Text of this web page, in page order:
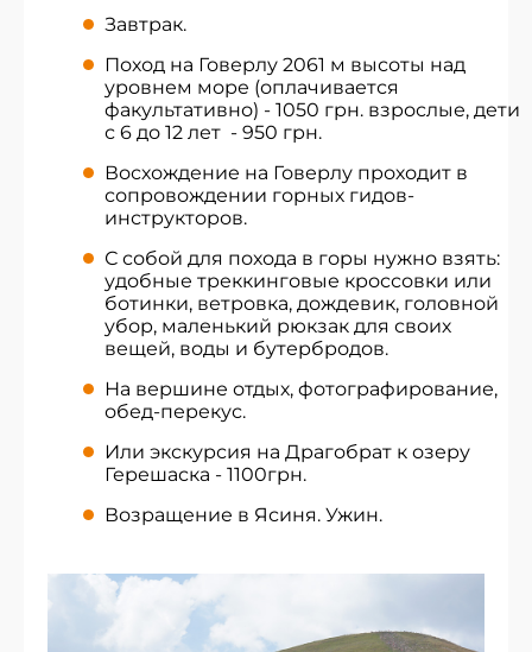
Завтрак.
Поход на Говерлу 2061 м высоты над
уровнем море (оплачивается
факультативно) - 1050 грн. взрослые, дети
с 6 до 12 лет - 950 грн.
Восхождение на Говерлу проходит в
сопровождении горных гидов-
инструкторов.
С собой для похода в горы нужно взять:
удобные треккинговые кроссовки или
ботинки, ветровка, дождевик, головной
убор, маленький рюкзак для своих
вещей, воды и бутербродов.
На вершине отдых, фотографирование,
обед-перекус.
Или экскурсия на Драгобрат к озеру
Герешаска - 1100грн.
Возращение в Ясиня. Ужин.